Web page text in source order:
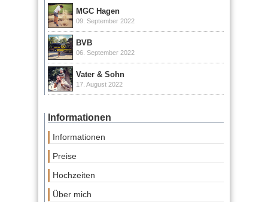
MGC Hagen
09. September 2022
BVB
06. September 2022
Vater & Sohn
17. August 2022
Informationen
Informationen
Preise
Hochzeiten
Über mich